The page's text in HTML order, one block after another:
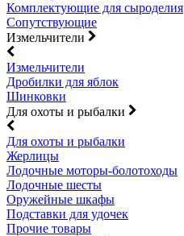
Комплектующие для сыроделия
Сопутствующие
Измельчители
Измельчители
Дробилки для яблок
Шинковки
Для охоты и рыбалки
Для охоты и рыбалки
Жерлицы
Лодочные моторы-болотоходы
Лодочные шесты
Оружейные шкафы
Подставки для удочек
Прочие товары